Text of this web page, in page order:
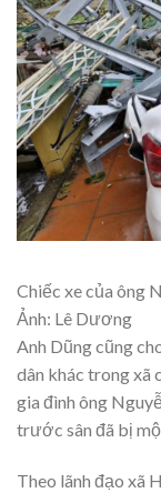
Chiếc xe của ông
Ảnh: Lê Dương
Anh Dũng cũng
dân khác trong xã
gia đình ông
trước sân đã bị
Theo lãnh đạo xã